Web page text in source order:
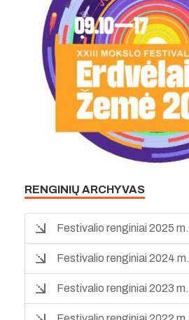
RENGINIŲ ARCHYVAS
Festivalio renginiai 2025 m.
Festivalio renginiai 2024 m.
Festivalio renginiai 2023 m.